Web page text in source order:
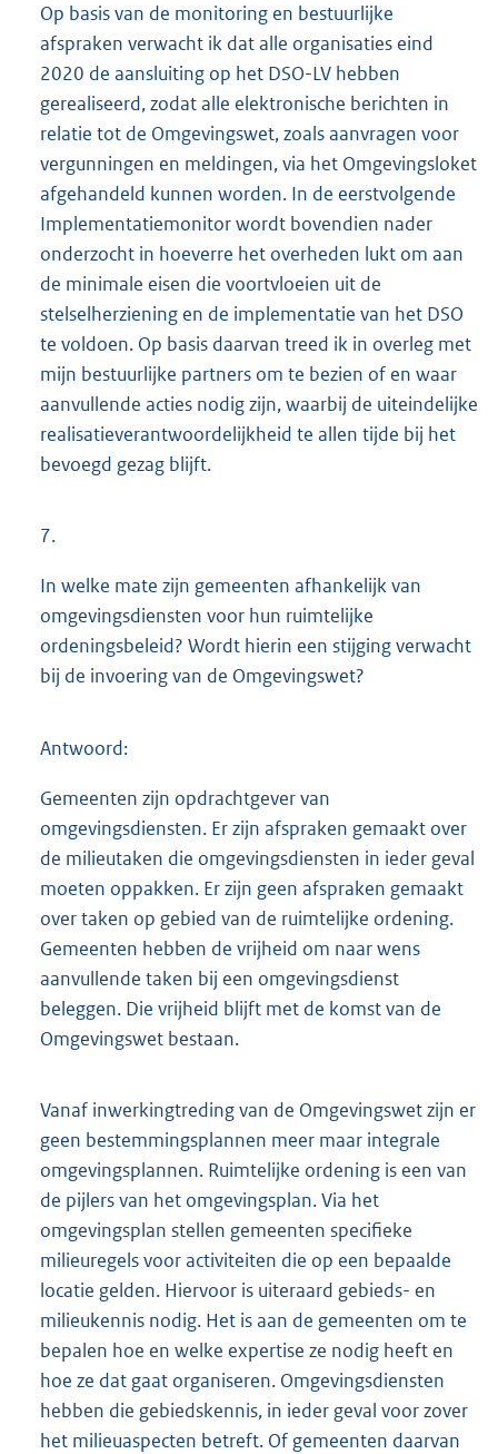
Op basis van de monitoring en bestuurlijke
afspraken verwacht ik dat alle organisaties eind
2020 de aansluiting op het DSO-LV hebben
gerealiseerd, zodat alle elektronische berichten in
relatie tot de Omgevingswet, zoals aanvragen voor
vergunningen en meldingen, via het Omgevingsloket
afgehandeld kunnen worden. In de eerstvolgende
Implementatiemonitor wordt bovendien nader
onderzocht in hoeverre het overheden lukt om aan
de minimale eisen die voortvloeien uit de
stelselherziening en de implementatie van het DSO
te voldoen. Op basis daarvan treed ik in overleg met
mijn bestuurlijke partners om te bezien of en waar
aanvullende acties nodig zijn, waarbij de uiteindelijke
realisatieverantwoordelijkheid te allen tijde bij het
bevoegd gezag blijft.
7.
In welke mate zijn gemeenten afhankelijk van
omgevingsdiensten voor hun ruimtelijke
ordeningsbeleid? Wordt hierin een stijging verwacht
bij de invoering van de Omgevingswet?
Antwoord:
Gemeenten zijn opdrachtgever van
omgevingsdiensten. Er zijn afspraken gemaakt over
de milieutaken die omgevingsdiensten in ieder geval
moeten oppakken. Er zijn geen afspraken gemaakt
over taken op gebied van de ruimtelijke ordening.
Gemeenten hebben de vrijheid om naar wens
aanvullende taken bij een omgevingsdienst
beleggen. Die vrijheid blijft met de komst van de
Omgevingswet bestaan.
Vanaf inwerkingtreding van de Omgevingswet zijn er
geen bestemmingsplannen meer maar integrale
omgevingsplannen. Ruimtelijke ordening is een van
de pijlers van het omgevingsplan. Via het
omgevingsplan stellen gemeenten specifieke
milieuregels voor activiteiten die op een bepaalde
locatie gelden. Hiervoor is uiteraard gebieds- en
milieukennis nodig. Het is aan de gemeenten om te
bepalen hoe en welke expertise ze nodig heeft en
hoe ze dat gaat organiseren. Omgevingsdiensten
hebben die gebiedskennis, in ieder geval voor zover
het milieuaspecten betreft. Of gemeenten daarvan